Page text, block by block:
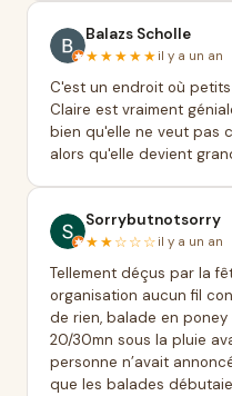
Balazs Scholle
★★★★★ il y a un an
C'est un endroit où
Claire est vraiment
bien qu'elle ne veut pas
alors qu'elle devient
Sorrybutnotsorry
★★☆☆☆ il y a un an
Tellement déçus par la
organisation aucun fil
de rien, balade en
20/30mn sous la pluie
personne n’avait
que les balades